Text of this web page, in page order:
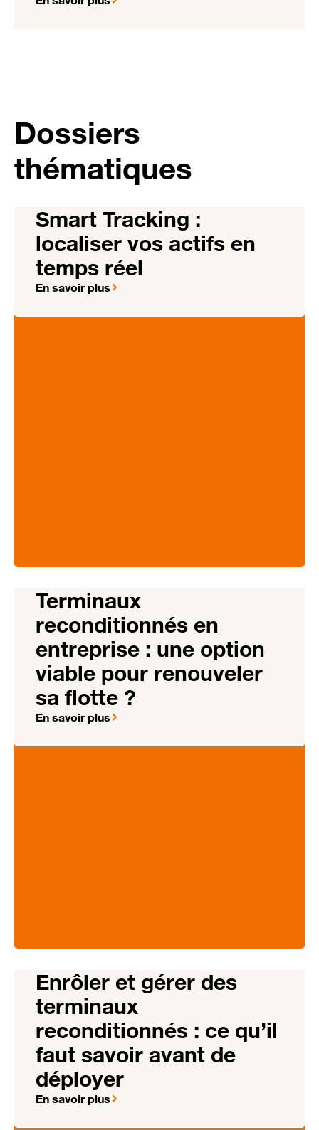
Dossiers
thématiques
Smart Tracking :
localiser vos actifs en
temps réel
En savoir plus
Terminaux
reconditionnés en
entreprise : une option
viable pour renouveler
sa flotte ?
En savoir plus
Enrôler et gérer des
terminaux
reconditionnés : ce qu’il
faut savoir avant de
déployer
En savoir plus